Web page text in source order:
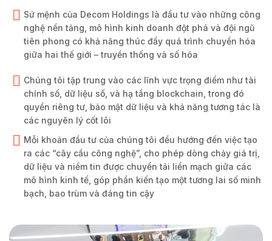
Sứ mệnh của Decom Holdings là đầu tư vào những công
nghệ nền tảng, mô hình kinh doanh đột phá và đội ngũ
tiên phong có khả năng thúc đẩy quá trình chuyển hóa
giữa hai thế giới – truyền thống và số hóa
Chúng tôi tập trung vào các lĩnh vực trọng điểm như tài
chính số, dữ liệu số, và hạ tầng blockchain, trong đó
quyền riêng tư, bảo mật dữ liệu và khả năng tương tác là
các nguyên lý cốt lõi
Mỗi khoản đầu tư của chúng tôi đều hướng đến việc tạo
ra các “cây cầu công nghệ”, cho phép dòng chảy giá trị,
dữ liệu và niềm tin được chuyển tải liền mạch giữa các
mô hình kinh tế, góp phần kiến tạo một tương lai số minh
bạch, bao trùm và đáng tin cậy